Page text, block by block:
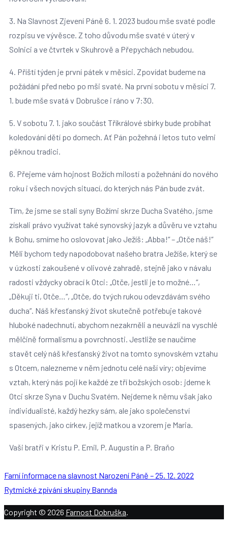
3. Na Slavnost Zjevení Páně 6. 1. 2023 budou mše svaté podle
rozpisu ve vývěsce. Z toho důvodu mše svaté v úterý v
Solnici a ve čtvrtek v Skuhrově a Přepychách nebudou.
4. Příští týden je první pátek v měsíci. Zpovídat budeme na
požádání před nebo po mši svaté. Na první sobotu v měsíci 7.
1. bude mše svatá v Dobrušce i ráno v 7:30.
5. V sobotu 7. 1. jako součást Tříkrálové sbírky bude probíhat
koledování dětí po domech. Ať Pán požehná i letos tuto velmi
pěknou tradici.
6. Přejeme vám hojnost Božích milostí a požehnání do nového
roku i všech nových situací, do kterých nás Pán bude zvát.
Tím, že jsme se stali syny Božími skrze Ducha Svatého, jsme
získali právo využívat také synovský jazyk a důvěru ve vztahu
k Bohu, smíme ho oslovovat jako Ježíš: „Abba!“ – „Otče náš!“
Měli bychom tedy napodobovat našeho bratra Ježíše, který se
v úzkosti zakoušené v olivové zahradě, stejně jako v návalu
radosti vždycky obrací k Otci: „Otče, jestli je to možné…“,
„Děkuji ti, Otče…“, „Otče, do tvých rukou odevzdávám svého
ducha“. Náš křesťanský život skutečně potřebuje takové
hluboké nadechnutí, abychom nezakrněli a neuvázli na vyschlé
mělčině formalismu a povrchnosti. Jestliže se naučíme
stavět celý náš křesťanský život na tomto synovském vztahu
s Otcem, nalezneme v něm jednotu celé naší víry; objevíme
vztah, který nás pojí ke každé ze tří božských osob: jdeme k
Otci skrze Syna v Duchu Svatém. Nejdeme k němu však jako
individualisté, každý hezky sám, ale jako společenství
spasených, jako církev, jejíž matkou a vzorem je Maria.
Vaši bratři v Kristu P. Emil, P. Augustín a P. Braňo
Farní informace na slavnost Narození Páně – 25. 12. 2022
Rytmické zpívání skupiny Bannda
Copyright © 2026 Farnost Dobruška